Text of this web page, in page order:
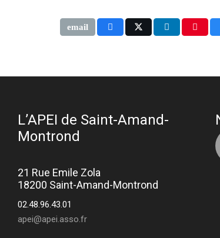
L’APEI de Saint-Amand-
Montrond
21 Rue Emile Zola
18200 Saint-Amand-Montrond
02.48.96.43.01
apei@apei.asso.fr